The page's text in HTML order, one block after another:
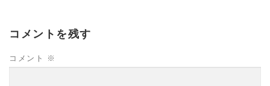
コメントを残す
コメント ※